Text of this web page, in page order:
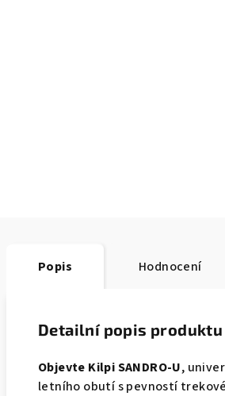
Popis Hodnocení
Detailní popis produktu
Objevte Kilpi SANDRO-U,
letního obutí s pevností